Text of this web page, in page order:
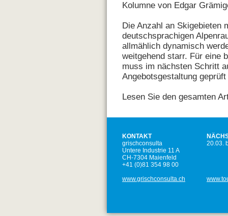
Kolumne von Edgar
Die Anzahl an Skigebieten
deutschsprachigen
allmählich dynamisch
weitgehend starr. Für eine
muss im nächsten Schritt
Angebotsgestaltung
Lesen Sie den gesamten
KONTAKT
grischconsulta
Untere Industrie 11 A
CH-7304 Maienfeld
+41 (0)81 354 98 00
www.grischconsulta.ch
20.03.